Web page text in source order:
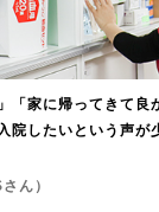
「家に帰ってきて良
院したいという声が
ん）